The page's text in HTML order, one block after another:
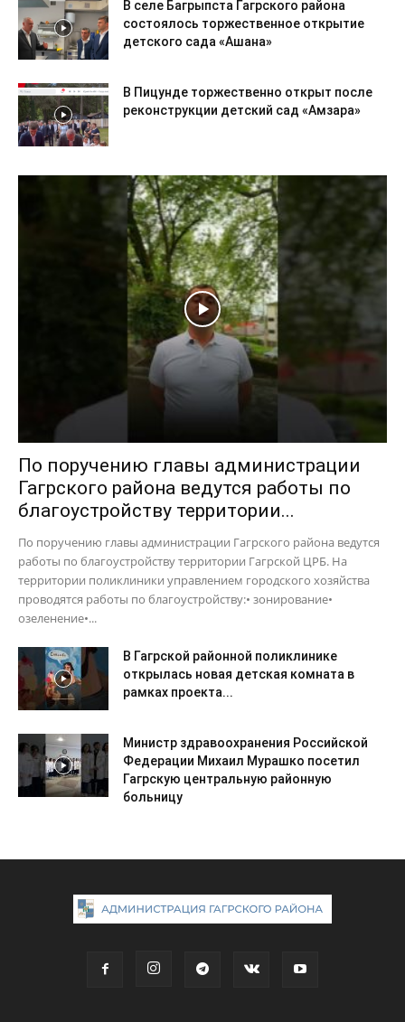
В селе Багрыпста Гагрского района
состоялось торжественное открытие
детского сада «Ашана»
В Пицунде торжественно открыт после
реконструкции детский сад «Амзара»
По поручению главы администрации
Гагрского района ведутся работы по
благоустройству территории...
По поручению главы администрации Гагрского района ведутся
работы по благоустройству территории Гагрской ЦРБ. На
территории поликлиники управлением городского хозяйства
проводятся работы по благоустройству:• зонирование•
озеленение•...
В Гагрской районной поликлинике
открылась новая детская комната в
рамках проекта...
Министр здравоохранения Российской
Федерации Михаил Мурашко посетил
Гагрскую центральную районную
больницу